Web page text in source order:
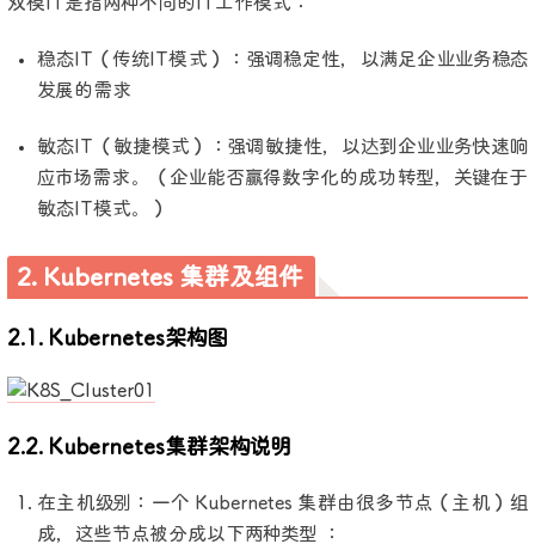
稳态IT（传统IT模式）：强调稳定性，以满足企业业务稳态
发展的需求
敏态IT（敏捷模式）：强调敏捷性，以达到企业业务快速响
应市场需求。（企业能否赢得数字化的成功转型，关键在于
敏态IT模式。）
2. Kubernetes 集群及组件
2.1. Kubernetes架构图
2.2. Kubernetes集群架构说明
在主机级别：一个 Kubernetes 集群由很多节点（主机）组
成，这些节点被分成以下两种类型 ：